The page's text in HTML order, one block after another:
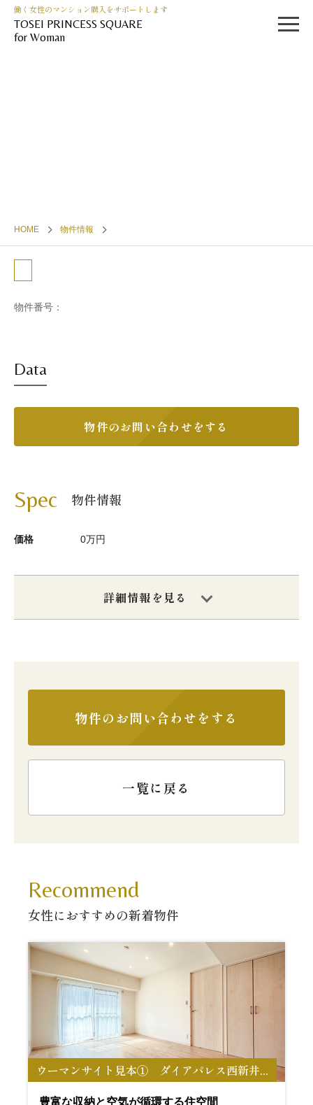
働く女性のマンション購入をサポートします
TOSEI PRINCESS SQUARE
for Woman
HOME 物件情報
物件番号：
Data
物件のお問い合わせをする
Spec 物件情報
価格 0万円
詳細情報を見る
物件のお問い合わせをする
一覧に戻る
Recommend
女性におすすめの新着物件
ウーマンサイト見本① ダイアパレス西新井...
豊富な収納と空気が循環する住空間